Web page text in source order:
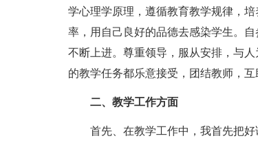
学心理学原理，遵循教育教学规律，
率，用自己良好的品德去感染学生。
不断上进。尊重领导，服从安排，与
的教学任务都乐意接受，团结教师，互
二、教学工作方面
首先、在教学工作中，我首先把